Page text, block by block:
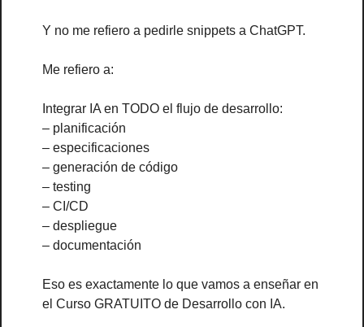
Y no me refiero a pedirle snippets a ChatGPT.
Me refiero a:
Integrar IA en TODO el flujo de desarrollo:
– planificación
– especificaciones
– generación de código
– testing
– CI/CD
– despliegue
– documentación
Eso es exactamente lo que vamos a enseñar en
el Curso GRATUITO de Desarrollo con IA.